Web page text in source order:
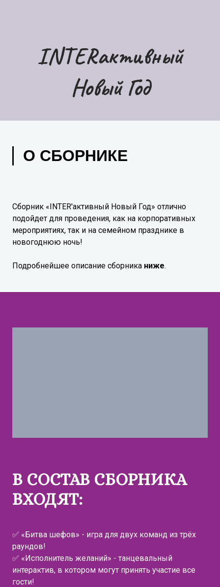
INTERактивный
Новый Год
О СБОРНИКЕ
Сборник «INTER'активный Новый Год» отлично
подойдет для проведения, как на корпоративных
мероприятиях, так и на семейном празднике в
новогоднюю ночь!
Подробнейшее описание сборника ниже.
В СОСТАВ СБОРНИКА
ВХОДЯТ:
✅ «Битва шефов» - игра для двух команд из трёх
раундов!
✅ «Исполнитель желаний» - танцевальный
интерактив, в котором могут принять участие все
гости!